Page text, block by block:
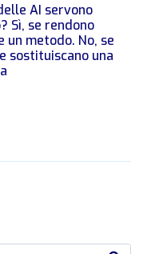
AI servono
Sì, se rendono
un metodo. No, se
sostituiscano una